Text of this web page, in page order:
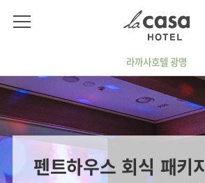
라까사호텔 광명
펜트하우스 회식 패키지
펜트하우스 회식 패키지 프로모션 메인 배경 이미지